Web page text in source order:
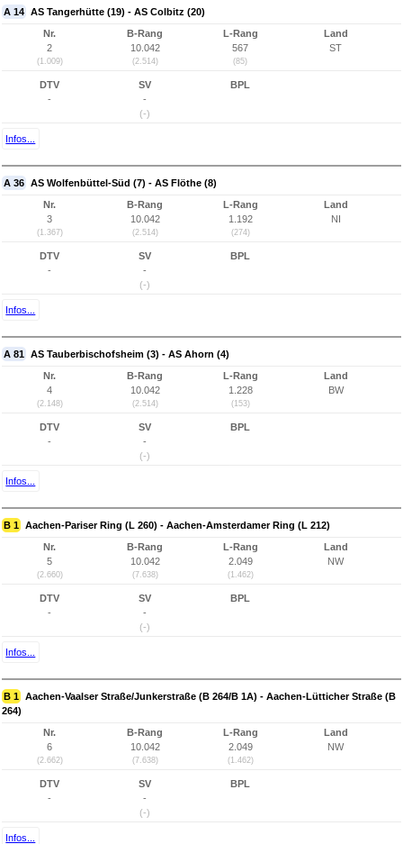
A 14 AS Tangerhütte (19) - AS Colbitz (20)
Nr.
2
(1.009)
B-Rang
10.042
(2.514)
L-Rang
567
(85)
Land
ST
DTV
-
SV
-
(-)
BPL
Infos...
A 36 AS Wolfenbüttel-Süd (7) - AS Flöthe (8)
Nr.
3
(1.367)
B-Rang
10.042
(2.514)
L-Rang
1.192
(274)
Land
NI
DTV
-
SV
-
(-)
BPL
Infos...
A 81 AS Tauberbischofsheim (3) - AS Ahorn (4)
Nr.
4
(2.148)
B-Rang
10.042
(2.514)
L-Rang
1.228
(153)
Land
BW
DTV
-
SV
-
(-)
BPL
Infos...
B 1 Aachen-Pariser Ring (L 260) - Aachen-Amsterdamer Ring (L 212)
Nr.
5
(2.660)
B-Rang
10.042
(7.638)
L-Rang
2.049
(1.462)
Land
NW
DTV
-
SV
-
(-)
BPL
Infos...
B 1 Aachen-Vaalser Straße/Junkerstraße (B 264/B 1A) - Aachen-Lütticher Straße (B
264)
Nr.
6
(2.662)
B-Rang
10.042
(7.638)
L-Rang
2.049
(1.462)
Land
NW
DTV
-
SV
-
(-)
BPL
Infos...